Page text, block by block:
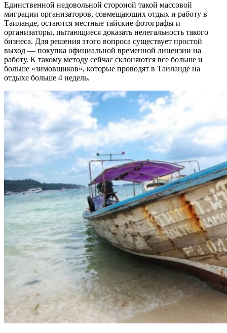
Единственной недовольной стороной такой массовой
миграции организаторов, совмещающих отдых и работу в
Таиланде, остаются местные тайские фотографы и
организаторы, пытающиеся доказать нелегальность такого
бизнеса. Для решения этого вопроса существует простой
выход — покупка официальной временной лицензии на
работу. К такому методу сейчас склоняются все больше и
больше «зимовщиков», которые проводят в Таиланде на
отдыхе больше 4 недель.